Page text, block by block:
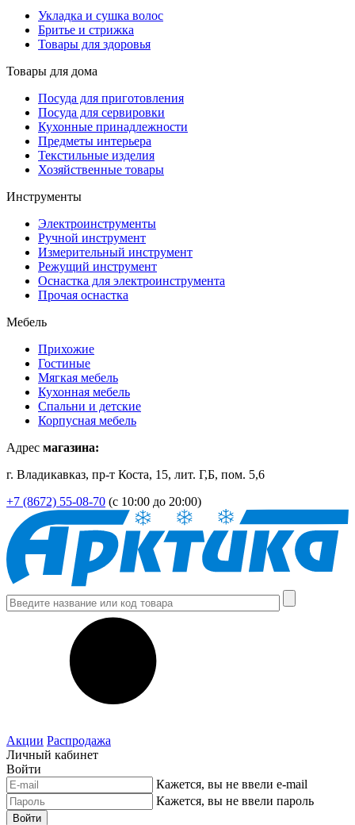
Укладка и сушка волос
Бритье и стрижка
Товары для здоровья
Товары для дома
Посуда для приготовления
Посуда для сервировки
Кухонные принадлежности
Предметы интерьера
Текстильные изделия
Хозяйственные товары
Инструменты
Электроинструменты
Ручной инструмент
Измерительный инструмент
Режущий инструмент
Оснастка для электроинструмента
Прочая оснастка
Мебель
Прихожие
Гостиные
Мягкая мебель
Кухонная мебель
Спальни и детские
Корпусная мебель
Адрес магазина:
г. Владикавказ, пр-т Коста, 15, лит. Г,Б, пом. 5,6
+7 (8672) 55-08-70 (с 10:00 до 20:00)
Акции Распродажа
Личный кабинет
Войти
Кажется, вы не ввели e-mail
Кажется, вы не ввели пароль
Войти